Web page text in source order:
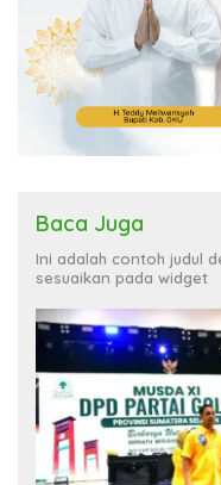
Baca Juga
Ini adalah contoh judul
sesuaikan pada widget